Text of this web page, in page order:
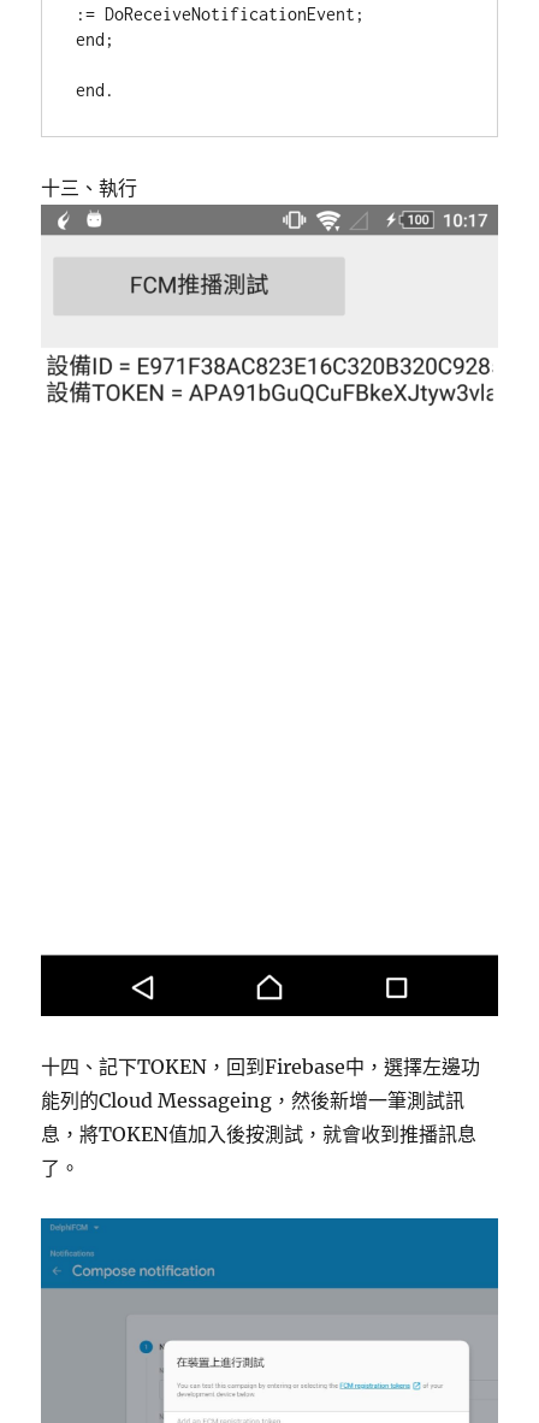
:= DoReceiveNotificationEvent;
end;
十三、執行
十四、記下TOKEN，回到Firebase中，選擇左邊功
能列的Cloud Messageing，然後新增一筆測試訊
息，將TOKEN值加入後按測試，就會收到推播訊息
了。